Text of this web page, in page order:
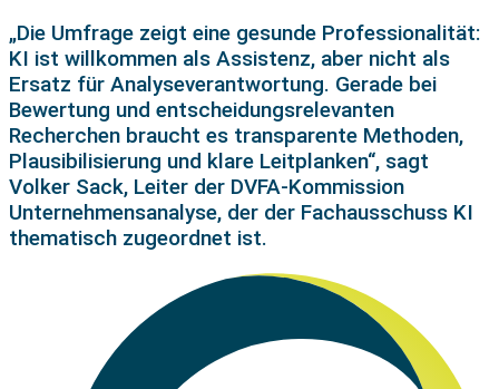
„Die Umfrage zeigt eine gesunde Professionalität:
KI ist willkommen als Assistenz, aber nicht als
Ersatz für Analyseverantwortung. Gerade bei
Bewertung und entscheidungsrelevanten
Recherchen braucht es transparente Methoden,
Plausibilisierung und klare Leitplanken“, sagt
Volker Sack, Leiter der DVFA-Kommission
Unternehmensanalyse, der der Fachausschuss KI
thematisch zugeordnet ist.